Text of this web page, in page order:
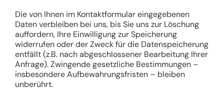
Die von Ihnen im Kontaktformular eingegebenen
Daten verbleiben bei uns, bis Sie uns zur Löschung
auffordern, Ihre Einwilligung zur Speicherung
widerrufen oder der Zweck für die Datenspeicherung
entfällt (z.B. nach abgeschlossener Bearbeitung Ihrer
Anfrage). Zwingende gesetzliche Bestimmungen –
insbesondere Aufbewahrungsfristen – bleiben
unberührt.